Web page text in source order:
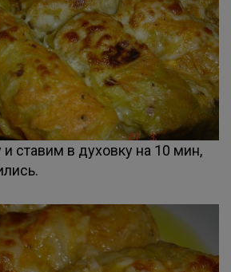
ставим в духовку на 10 мин,